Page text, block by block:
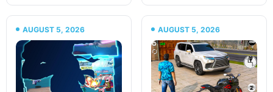
AUGUST 5, 2026 AUGUST 5, 2026